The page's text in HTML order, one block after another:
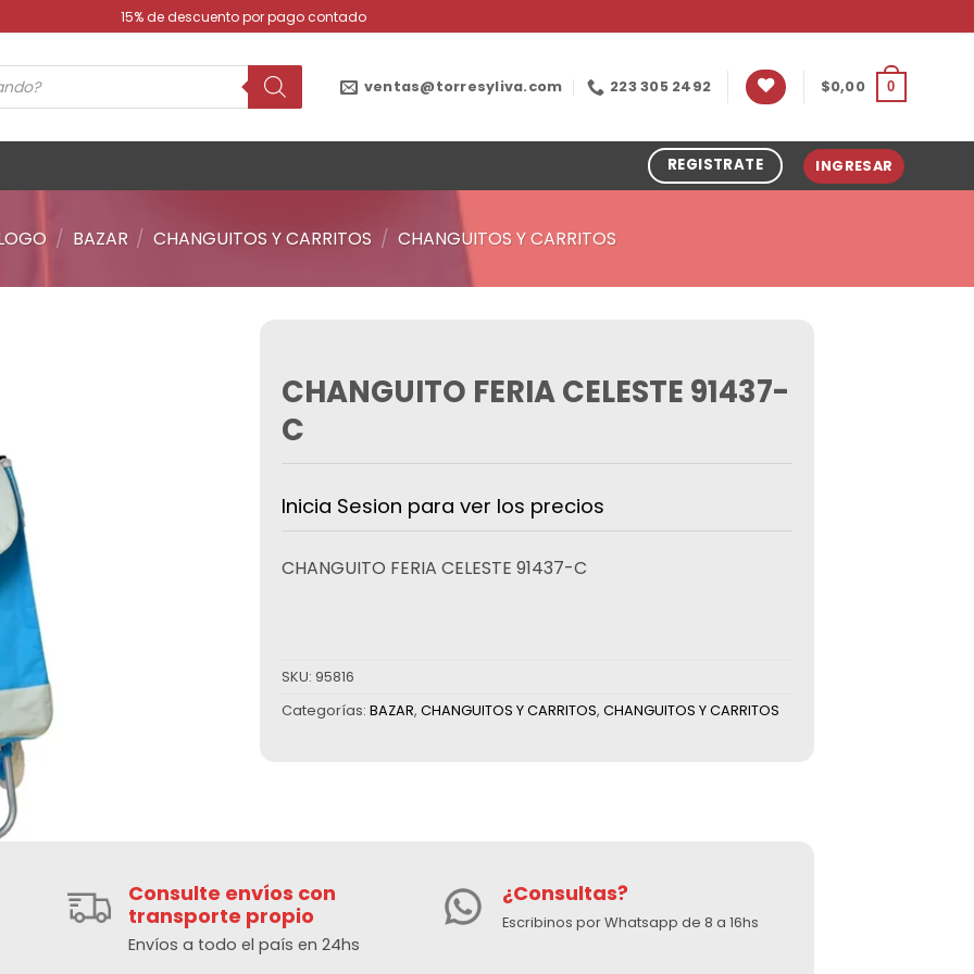
15% de descuento por pago contado
ventas@torresyliva.com 223 305 2492 $0,00 0
REGISTRATE INGRESAR
/ BAZAR / CHANGUITOS Y CARRITOS / CHANGUITOS Y CARRITOS
CHANGUITO FERIA CELESTE 91437-
C
Inicia Sesion para ver los precios
CHANGUITO FERIA CELESTE 91437-C
SKU: 95816
Categorías: BAZAR, CHANGUITOS Y CARRITOS, CHANGUITOS Y CARRITOS
Consulte envíos con
transporte propio
Envíos a todo el país en 24hs
¿Consultas?
Escribinos por Whatsapp de 8 a 16hs